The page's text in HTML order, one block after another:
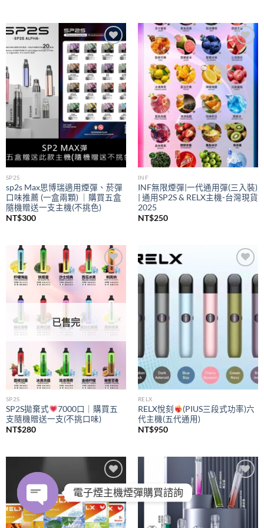
Add to
wishlist
SP2S
sp2s Max思博瑞適用煙彈、菸彈
口味推薦 (一盒兩顆) ｜購買五盒
隨機贈送一支主機(不挑色)
NT$300
Add to
wishlist
INF
INF無限煙彈|一代通用彈(三入裝)
| 通用SP2S & RELX主機-台灣現貨
2025
NT$250
Add to
wishlist
已售完
SP2S
SP2S拋棄式
7000口｜購買五
支隨機贈送一支(不挑口味)
NT$280
Add to
wishlist
RELX
RELX悅刻
(PIUS三段式功率)六
代主機(五代通用)
NT$950
Add to
wishlist
Add to
wishlist
電子煙主機煙彈購買諮詢
OPEN